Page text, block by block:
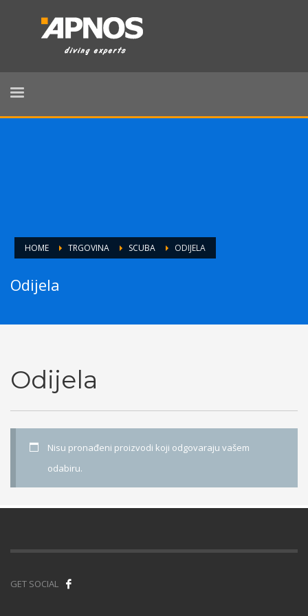
HOME TRGOVINA SCUBA ODIJELA
Odijela
Odijela
Nisu pronađeni proizvodi koji odgovaraju vašem
odabiru.
GET SOCIAL